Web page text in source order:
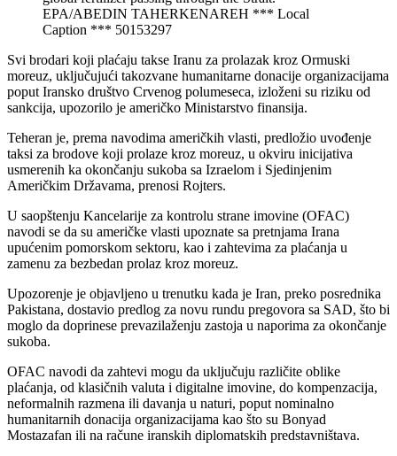
EPA/ABEDIN TAHERKENAREH *** Local
Caption *** 50153297
Svi brodari koji plaćaju takse Iranu za prolazak kroz Ormuski
moreuz, uključujući takozvane humanitarne donacije organizacijama
poput Iransko društvo Crvenog polumeseca, izloženi su riziku od
sankcija, upozorilo je američko Ministarstvo finansija.
Teheran je, prema navodima američkih vlasti, predložio uvođenje
taksi za brodove koji prolaze kroz moreuz, u okviru inicijativa
usmerenih ka okončanju sukoba sa Izraelom i Sjedinjenim
Američkim Državama, prenosi Rojters.
U saopštenju Kancelarije za kontrolu strane imovine (OFAC)
navodi se da su američke vlasti upoznate sa pretnjama Irana
upućenim pomorskom sektoru, kao i zahtevima za plaćanja u
zamenu za bezbedan prolaz kroz moreuz.
Upozorenje je objavljeno u trenutku kada je Iran, preko posrednika
Pakistana, dostavio predlog za novu rundu pregovora sa SAD, što bi
moglo da doprinese prevazilaženju zastoja u naporima za okončanje
sukoba.
OFAC navodi da zahtevi mogu da uključuju različite oblike
plaćanja, od klasičnih valuta i digitalne imovine, do kompenzacija,
neformalnih razmena ili davanja u naturi, poput nominalno
humanitarnih donacija organizacijama kao što su Bonyad
Mostazafan ili na račune iranskih diplomatskih predstavništava.